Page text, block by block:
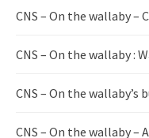
CNS – On the wallaby –
CNS – On the wallaby :
CNS – On the wallaby’s
CNS – On the wallaby –